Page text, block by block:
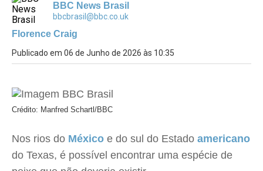
BBC News Brasil
bbcbrasil@bbc.co.uk
Florence Craig
Publicado em 06 de Junho de 2026 às 10:35
Crédito: Manfred Schartl/BBC
Nos rios do México e do sul do Estado americano
do Texas, é possível encontrar uma espécie de